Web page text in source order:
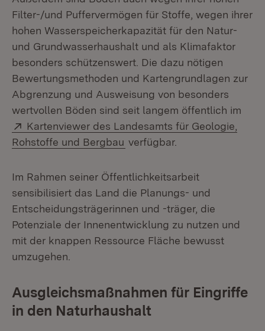
Filter-/und Puffervermögen für Stoffe, wegen ihrer
hohen Wasserspeicherkapazität für den Natur-
und Grundwasserhaushalt und als Klimafaktor
besonders schützenswert. Die dazu nötigen
Bewertungsmethoden und Kartengrundlagen zur
Abgrenzung und Ausweisung von besonders
wertvollen Böden sind seit langem öffentlich im
Extern:
Kartenviewer des Landesamts für Geologie,
Rohstoffe und Bergbau (Öffnet in neuem Fenster)
verfügbar.
Im Rahmen seiner Öffentlichkeitsarbeit
sensibilisiert das Land die Planungs- und
Entscheidungsträgerinnen und -träger, die
Potenziale der Innenentwicklung zu nutzen und
mit der knappen Ressource Fläche bewusst
umzugehen.
Ausgleichsmaßnahmen für Eingriffe
in den Naturhaushalt